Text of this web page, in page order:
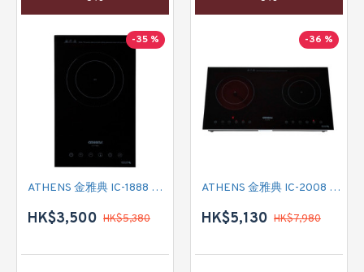
-35 %
ATHENS 金雅典 IC-1888 單頭電磁爐
HK$3,500 HK$5,380
-36 %
ATHENS 金雅典 IC-2008 雙頭電磁/電陶二合一
HK$5,130 HK$7,980